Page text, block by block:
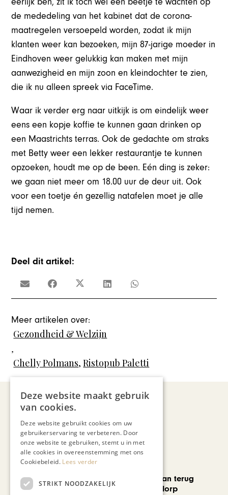
de mededeling van het kabinet dat de corona-
maatregelen versoepeld worden, zodat ik mijn
klanten weer kan bezoeken, mijn 87-jarige moeder in
Eindhoven weer gelukkig kan maken met mijn
aanwezigheid en mijn zoon en kleindochter te zien,
die ik nu alleen spreek via FaceTime.
Waar ik verder erg naar uitkijk is om eindelijk weer
eens een kopje koffie te kunnen gaan drinken op
een Maastrichts terras. Ook de gedachte om straks
met Betty weer een lekker restaurantje te kunnen
opzoeken, houdt me op de been. Eén ding is zeker:
we gaan niet meer om 18.00 uur de deur uit. Ook
voor een toetje én gezellig natafelen moet je alle
tijd nemen.
Deel dit artikel:
Meer artikelen over:
Gezondheid & Welzijn
,
Chelly Polmans,Ristopub Paletti
Recent nieuws
Skelet d’Artagnan terug
naar geboortedorp
Deze website maakt gebruik
van cookies.
Deze website gebruikt cookies om uw
gebruikerservaring te verbeteren. Door
onze website te gebruiken, stemt u in met
alle cookies in overeenstemming met ons
Cookiebeleid. Lees verder
STRIKT NOODZAKELIJK